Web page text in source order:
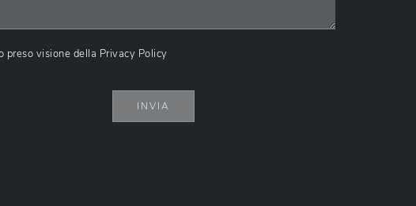
preso visione della Privacy Policy
INVIA